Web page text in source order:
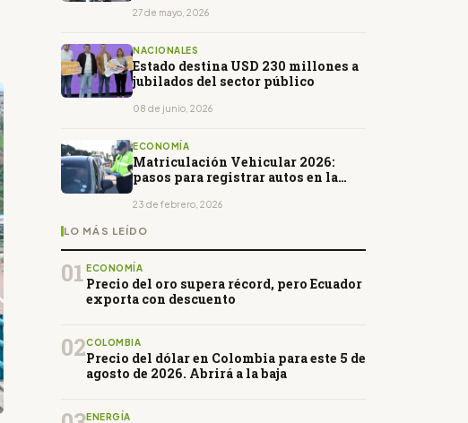
27 de mayo, 2026
NACIONALES
Estado destina USD 230 millones a
jubilados del sector público
08 de junio, 2026
ECONOMÍA
Matriculación Vehicular 2026:
pasos para registrar autos en la
23 de febrero, 2026
LO MÁS LEÍDO
01 ECONOMÍA
Precio del oro supera récord, pero Ecuador
exporta con descuento
02COLOMBIA
Precio del dólar en Colombia para este 5 de
agosto de 2026. Abrirá a la baja
ENERGÍA